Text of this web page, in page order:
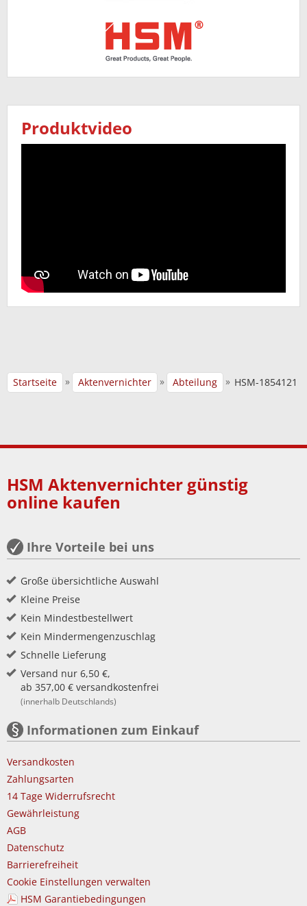
Produktvideo
Startseite » Aktenvernichter » Abteilung » HSM-1854121
HSM Aktenvernichter günstig
online kaufen
Ihre Vorteile bei uns
Große übersichtliche Auswahl
Kleine Preise
Kein Mindestbestellwert
Kein Mindermengenzuschlag
Schnelle Lieferung
Versand nur 6,50 €,
ab 357,00 € versandkostenfrei
(innerhalb Deutschlands)
Informationen zum Einkauf
Versandkosten
Zahlungsarten
14 Tage Widerrufsrecht
Gewährleistung
AGB
Datenschutz
Barrierefreiheit
Cookie Einstellungen verwalten
HSM Garantiebedingungen